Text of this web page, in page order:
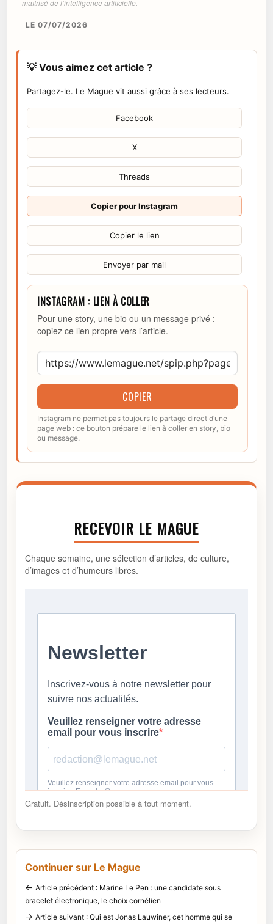
maîtrisé de l’intelligence artificielle.
LE 07/07/2026
💡 Vous aimez cet article ?
Partagez-le. Le Mague vit aussi grâce à ses lecteurs.
Facebook
X
Threads
Copier pour Instagram
Copier le lien
Envoyer par mail
INSTAGRAM : LIEN À COLLER
Pour une story, une bio ou un message privé :
copiez ce lien propre vers l’article.
COPIER
Instagram ne permet pas toujours le partage direct d’une
page web : ce bouton prépare le lien à coller en story, bio
ou message.
RECEVOIR LE MAGUE
Chaque semaine, une sélection d’articles, de culture,
d’images et d’humeurs libres.
Gratuit. Désinscription possible à tout moment.
Continuer sur Le Mague
← Article précédent : Marine Le Pen : une candidate sous
bracelet électronique, le choix cornélien
→ Article suivant : Qui est Jonas Lauwiner, cet homme qui se